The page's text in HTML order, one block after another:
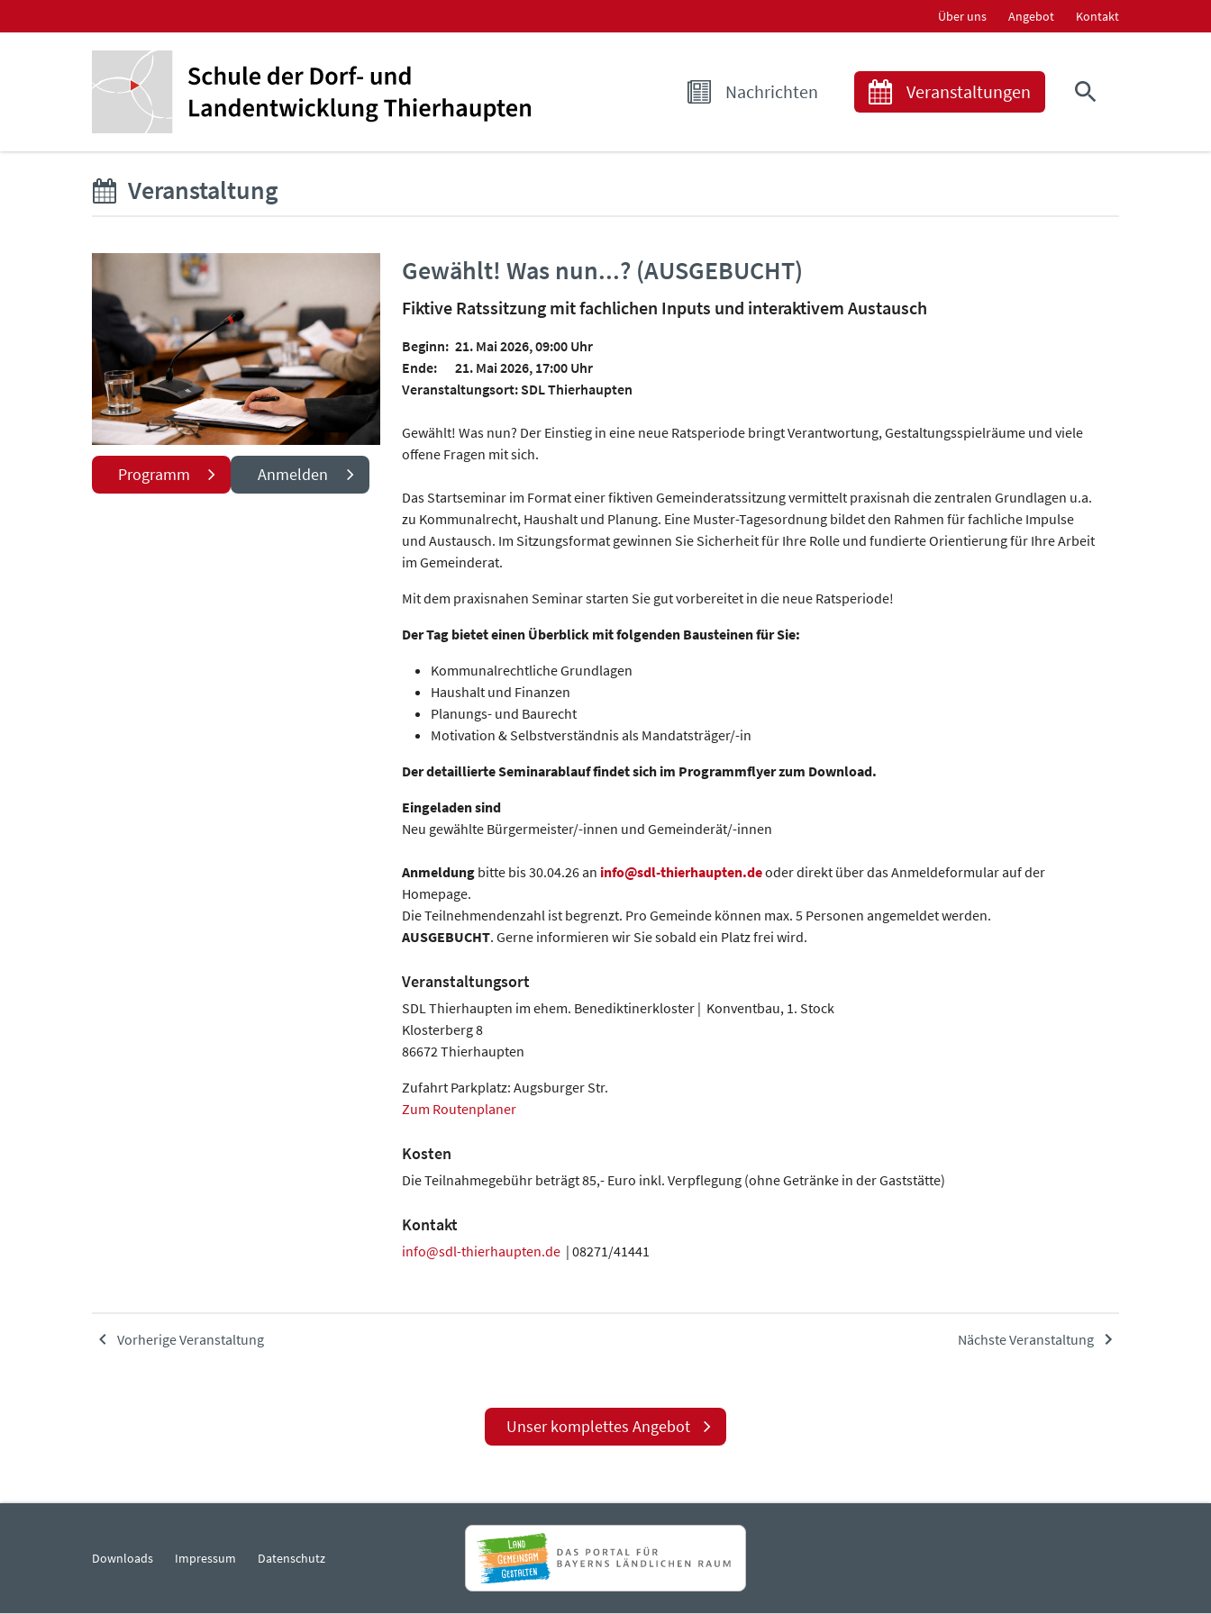
Über uns Angebot Kontakt
Nachrichten Veranstaltungen
Veranstaltung
Programm Anmelden
Gewählt! Was nun...? (AUSGEBUCHT)
Fiktive Ratssitzung mit fachlichen Inputs und interaktivem Austausch
Beginn: 21. Mai 2026, 09:00 Uhr
Ende:
21. Mai 2026, 17:00 Uhr
Veranstaltungsort: SDL Thierhaupten
Gewählt! Was nun? Der Einstieg in eine neue Ratsperiode bringt Verantwortung, Gestaltungsspielräume und viele
offene Fragen mit sich.
Das Startseminar im Format einer fiktiven Gemeinderatssitzung vermittelt praxisnah die zentralen Grundlagen u.a.
zu Kommunalrecht, Haushalt und Planung. Eine Muster-Tagesordnung bildet den Rahmen für fachliche Impulse
und Austausch. Im Sitzungsformat gewinnen Sie Sicherheit für Ihre Rolle und fundierte Orientierung für Ihre Arbeit
im Gemeinderat.
Mit dem praxisnahen Seminar starten Sie gut vorbereitet in die neue Ratsperiode!
Der Tag bietet einen Überblick mit folgenden Bausteinen für Sie:
Kommunalrechtliche Grundlagen
Haushalt und Finanzen
Planungs- und Baurecht
Motivation & Selbstverständnis als Mandatsträger/-in
Der detaillierte Seminarablauf findet sich im Programmflyer zum Download.
Eingeladen sind
Neu gewählte Bürgermeister/-innen und Gemeinderät/-innen
Anmeldung bitte bis 30.04.26 an info@sdl-thierhaupten.deoder direkt über das Anmeldeformular auf der
Homepage.
Die Teilnehmendenzahl ist begrenzt. Pro Gemeinde können max. 5 Personen angemeldet werden.
AUSGEBUCHT. Gerne informieren wir Sie sobald ein Platz frei wird.
Veranstaltungsort
SDL Thierhaupten im ehem. Benediktinerkloster | Konventbau, 1. Stock
Klosterberg 8
86672 Thierhaupten
Zufahrt Parkplatz: Augsburger Str.
Zum Routenplaner
Kosten
Die Teilnahmegebühr beträgt 85,- Euro inkl. Verpflegung (ohne Getränke in der Gaststätte)
Kontakt
info@sdl-thierhaupten.de | 08271/41441
Vorherige Veranstaltung Nächste Veranstaltung
Unser komplettes Angebot
Downloads Impressum Datenschutz